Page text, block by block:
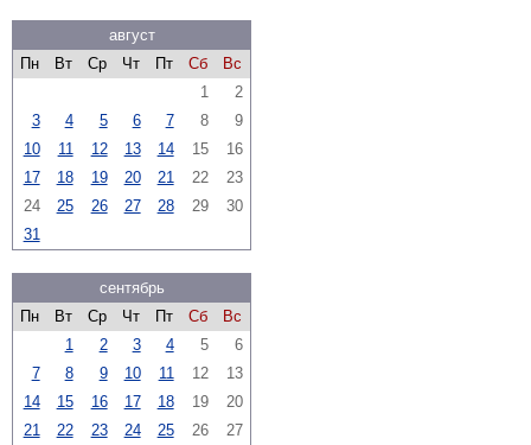
август
Пн
Вт Ср Чт Пт Сб
Вс
1
2
3
4 5 6 7 8
9
10
11 12 13 14 15
16
17
18 19 20 21 22
23
24
25 26 27 28 29
30
31
сентябрь
Пн
Вт Ср Чт Пт Сб
Вс
1
2 3 4 5
6
7
8 9 10 11 12
13
14
15 16 17 18 19
20
21
22 23 24 25 26 27